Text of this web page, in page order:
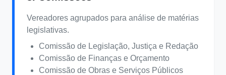
Vereadores agrupados para análise de matérias
legislativas.
Comissão de Legislação, Justiça e Redação
Comissão de Finanças e Orçamento
Comissão de Obras e Serviços Públicos